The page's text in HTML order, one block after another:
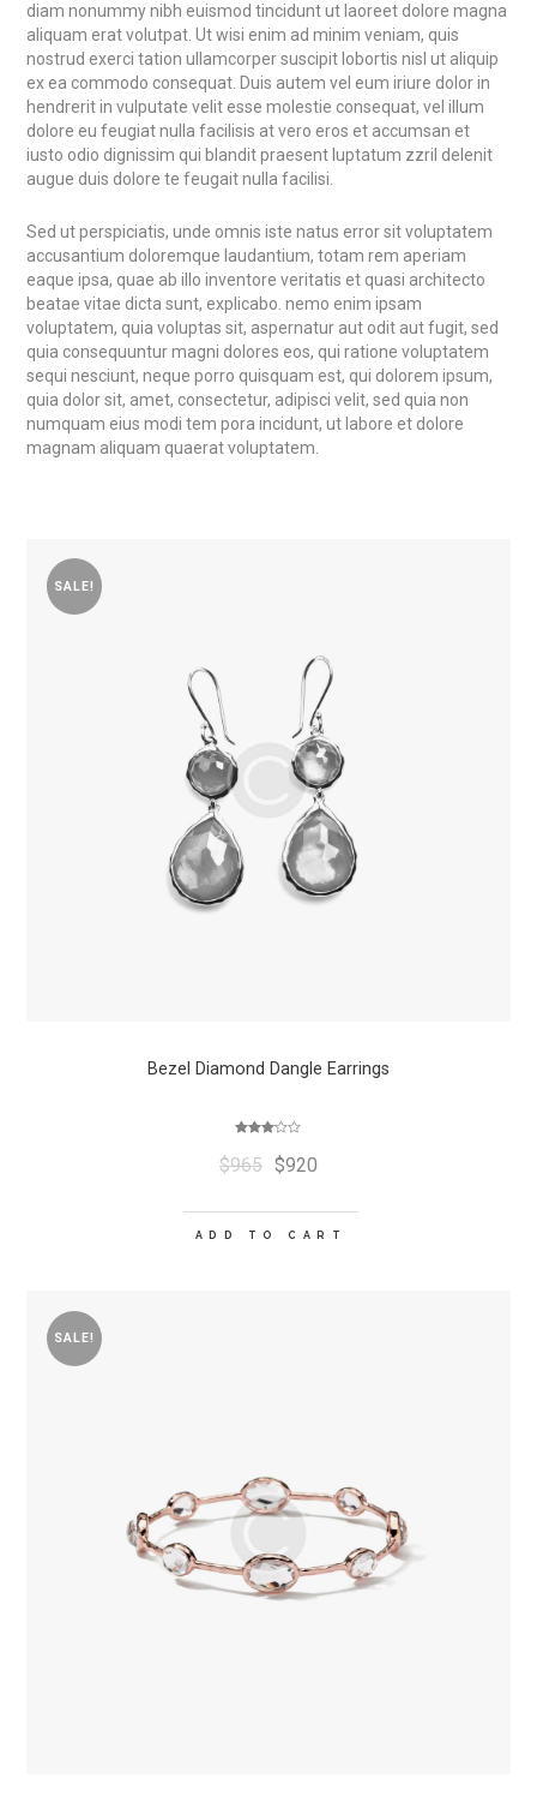
diam nonummy nibh euismod tincidunt ut laoreet dolore magna
aliquam erat volutpat. Ut wisi enim ad minim veniam, quis
nostrud exerci tation ullamcorper suscipit lobortis nisl ut aliquip
ex ea commodo consequat. Duis autem vel eum iriure dolor in
hendrerit in vulputate velit esse molestie consequat, vel illum
dolore eu feugiat nulla facilisis at vero eros et accumsan et
iusto odio dignissim qui blandit praesent luptatum zzril delenit
augue duis dolore te feugait nulla facilisi.
Sed ut perspiciatis, unde omnis iste natus error sit voluptatem
accusantium doloremque laudantium, totam rem aperiam
eaque ipsa, quae ab illo inventore veritatis et quasi architecto
beatae vitae dicta sunt, explicabo. nemo enim ipsam
voluptatem, quia voluptas sit, aspernatur aut odit aut fugit, sed
quia consequuntur magni dolores eos, qui ratione voluptatem
sequi nesciunt, neque porro quisquam est, qui dolorem ipsum,
quia dolor sit, amet, consectetur, adipisci velit, sed quia non
numquam eius modi tem pora incidunt, ut labore et dolore
magnam aliquam quaerat voluptatem.
SALE!
Bezel Diamond Dangle Earrings
3.00
out of 5
$965 $920
ADD TO CART
SALE!